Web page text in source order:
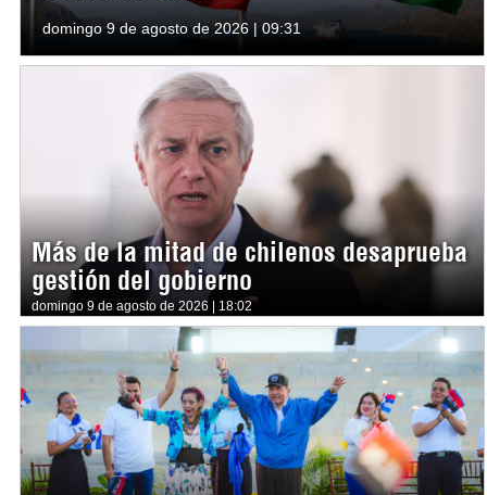
domingo 9 de agosto de 2026 | 09:31
Más de la mitad de chilenos desaprueba
gestión del gobierno
domingo 9 de agosto de 2026 | 18:02